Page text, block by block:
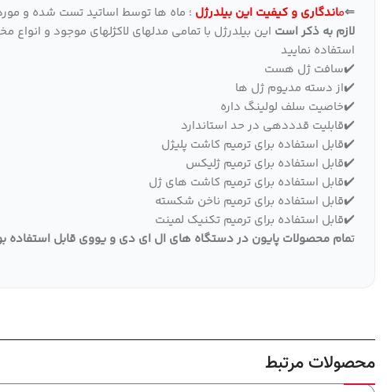
⇐ماندگاری و کیفیت این بیلدرژل ؛ ماه ها توسط اساتید تست شده و
لازم به ذکر است این بیلدرژل با تمامی مدلهای لاکژلهای موجود و
استفاده نمایید
✔️سافت ژل هست
✔️از دسته مدیوم ژل ها
✔️خاصیت سلف لولینگ داره
✔️قابلیت قدددهی در حد استاندارد
✔️قابل استفاده برای ترمیم کاشت پلیژل
✔️قابل استفاده برای ترمیم ژلیکس
✔️قابل استفاده برای ترمیم کاشت های ژل
✔️قابل استفاده برای ترمیم ناخن شکسته
✔️قابل استفاده برای ترمیم تکنیک لمینت
تمام محصولات پایون در دستگاه های ال ای دی و یووی قابل
محصولات مرتبط